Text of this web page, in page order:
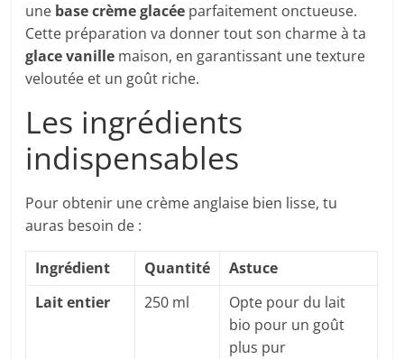
une base crème glacée parfaitement onctueuse.
Cette préparation va donner tout son charme à ta
glace vanille maison, en garantissant une texture
veloutée et un goût riche.
Les ingrédients
indispensables
Pour obtenir une crème anglaise bien lisse, tu
auras besoin de :
Ingrédient Quantité
Astuce
Lait entier
250 ml
Opte pour du lait
bio pour un goût
plus pur